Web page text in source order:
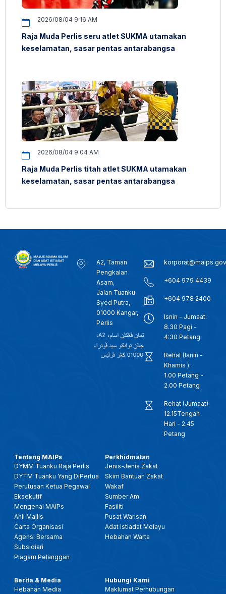
2026/08/04 9:16 AM
Raja Muda Perlis seru atlet SUKMA utamakan
keselamatan, sasar pentas antarabangsa
2026/08/04 9:04 AM
Raja Muda Perlis titah atlet SUKMA utamakan
keselamatan, sasar pentas antarabangsa
A2, Taman
Pengkalan
Asam,
Jalan Tuanku
Syed Putra,
01000 Kangar,
Perlis
+604 979 4439
+604 978 2400
Isnin - Jumaat:
8.30 Pagi -
4:30 Petang
Rehat (Isnin -
Khamis ):
1.00 Petang -
2.00 Petang
Rehat (Jumaat):
12.15Tengah
Hari - 2.45
Petang
Tentang MAIPs
DYMM Tuanku Raja Perlis
DYTM Tuanku Yang DiPertua
Perutusan Ketua Pegawai
Eksekutif
Mengenai MAIPs
Ahli Majlis
Carta Organisasi
Agensi Bersama
Subsidiari
Piagam Pelanggan
Perkhidmatan
Jenis-Jenis Zakat
Skim Bantuan Zakat
Wakaf
Sumber Am
Fasiliti
Pusat Warisan
Adat Istiadat Melayu
Hebahan Warta
Berita & Media
Hebahan Media
Hubungi Kami
Maklumat Perhubungan